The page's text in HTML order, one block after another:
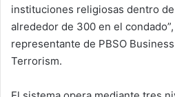
instituciones religiosas dentro
alrededor de 300 en el
representante de PBSO
Terrorism.